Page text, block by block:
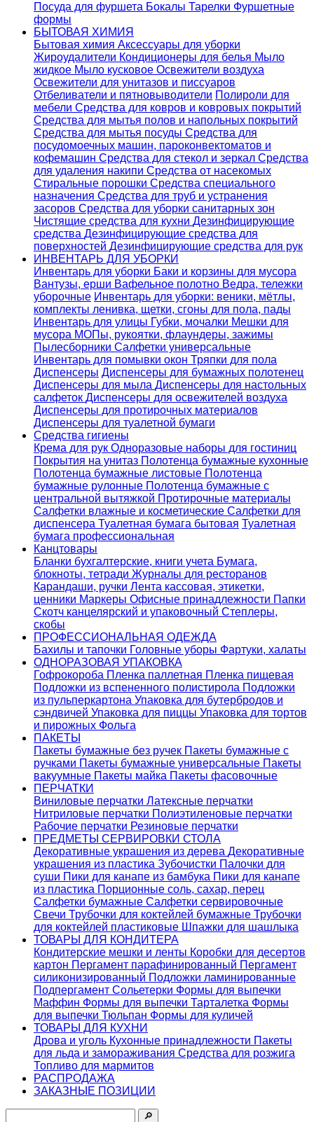
Посуда для фуршета Бокалы Тарелки Фуршетные
формы
БЫТОВАЯ ХИМИЯ
Бытовая химия Аксессуары для уборки
Жироудалители Кондиционеры для белья Мыло
жидкое Мыло кусковое Освежители воздуха
Освежители для унитазов и писсуаров
Отбеливатели и пятновыводители Полироли для
мебели Средства для ковров и ковровых покрытий
Средства для мытья полов и напольных покрытий
Средства для мытья посуды Средства для
посудомоечных машин, пароконвектоматов и
кофемашин Средства для стекол и зеркал Средства
для удаления накипи Средства от насекомых
Стиральные порошки Cредства специального
назначения Средства для труб и устранения
засоров Средства для уборки санитарных зон
Чистящие средства для кухни Дезинфицирующие
средства Дезинфицирующие средства для
поверхностей Дезинфицирующие средства для рук
ИНВЕНТАРЬ ДЛЯ УБОРКИ
Инвентарь для уборки Баки и корзины для мусора
Вантузы, ерши Вафельное полотно Ведра, тележки
уборочные Инвентарь для уборки: веники, мётлы,
комплекты ленивка, щетки, сгоны для пола, пады
Инвентарь для улицы Губки, мочалки Мешки для
мусора МОПы, рукоятки, флаундеры, зажимы
Пылесборники Салфетки универсальные
Инвентарь для помывки окон Тряпки для пола
Диспенсеры Диспенсеры для бумажных полотенец
Диспенсеры для мыла Диспенсеры для настольных
салфеток Диспенсеры для освежителей воздуха
Диспенсеры для протирочных материалов
Диспенсеры для туалетной бумаги
Средства гигиены
Крема для рук Одноразовые наборы для гостиниц
Покрытия на унитаз Полотенца бумажные кухонные
Полотенца бумажные листовые Полотенца
бумажные рулонные Полотенца бумажные с
центральной вытяжкой Протирочные материалы
Салфетки влажные и косметические Салфетки для
диспенсера Туалетная бумага бытовая Туалетная
бумага профессиональная
Канцтовары
Бланки бухгалтерские, книги учета Бумага,
блокноты, тетради Журналы для ресторанов
Карандаши, ручки Лента кассовая, этикетки,
ценники Маркеры Офисные принадлежности Папки
Скотч канцелярский и упаковочный Степлеры,
скобы
ПРОФЕССИОНАЛЬНАЯ ОДЕЖДА
Бахилы и тапочки Головные уборы Фартуки, халаты
ОДНОРАЗОВАЯ УПАКОВКА
Гофрокороба Пленка паллетная Пленка пищевая
Подложки из вспененного полистирола Подложки
из пульперкартона Упаковка для бутербродов и
сэндвичей Упаковка для пиццы Упаковка для тортов
и пирожных Фольга
ПАКЕТЫ
Пакеты бумажные без ручек Пакеты бумажные с
ручками Пакеты бумажные универсальные Пакеты
вакуумные Пакеты майка Пакеты фасовочные
ПЕРЧАТКИ
Виниловые перчатки Латексные перчатки
Нитриловые перчатки Полиэтиленовые перчатки
Рабочие перчатки Резиновые перчатки
ПРЕДМЕТЫ СЕРВИРОВКИ СТОЛА
Декоративные украшения из дерева Декоративные
украшения из пластика Зубочистки Палочки для
суши Пики для канапе из бамбука Пики для канапе
из пластика Порционные соль, сахар, перец
Салфетки бумажные Салфетки сервировочные
Свечи Трубочки для коктейлей бумажные Трубочки
для коктейлей пластиковые Шпажки для шашлыка
ТОВАРЫ ДЛЯ КОНДИТЕРА
Кондитерские мешки и ленты Коробки для десертов
картон Пергамент парафинированный Пергамент
силиконизированный Подложки ламинированные
Подпергамент Сольетерки Формы для выпечки
Маффин Формы для выпечки Тарталетка Формы
для выпечки Тюльпан Формы для куличей
ТОВАРЫ ДЛЯ КУХНИ
Дрова и уголь Кухонные принадлежности Пакеты
для льда и замораживания Средства для розжига
Топливо для мармитов
РАСПРОДАЖА
ЗАКАЗНЫЕ ПОЗИЦИИ
🔎︎